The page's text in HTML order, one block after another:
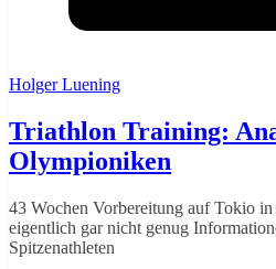
Holger Luening
Triathlon Training:
Olympioniken
43 Wochen Vorbereitung auf Tokio
eigentlich gar nicht genug
Spitzenathleten